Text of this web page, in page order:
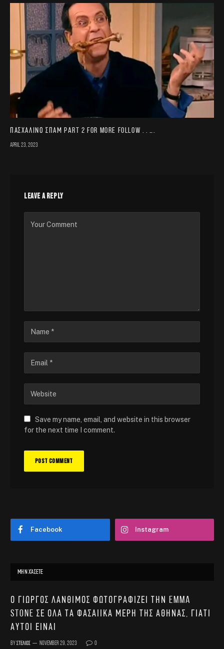
Πασχαλινό σπαμ part 2 For more follow . . ….
April 23, 2023
LEAVE A REPLY
Save my name, email, and website in this browser
for the next time I comment.
Facebook Instagram
ΜΗΝ ΧΆΣΕΤΕ
Ο Γιώργος Λάνθιμος φωτογραφίζει την Emma
Stone σε όλα τα φασαίικα μέρη της Αθήνας, γιατί
αυτοί είναι
ByΣτέλιος November 29, 2023 0